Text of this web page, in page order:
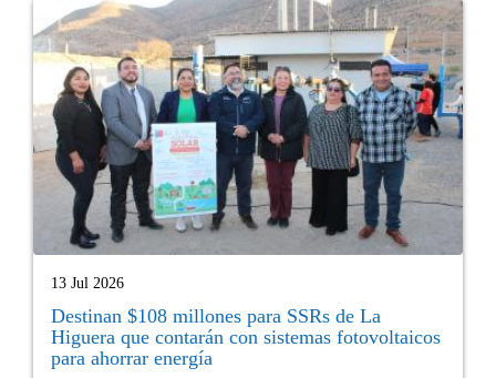
13 Jul 2026
Destinan $108 millones para SSRs de La
Higuera que contarán con sistemas fotovoltaicos
para ahorrar energía